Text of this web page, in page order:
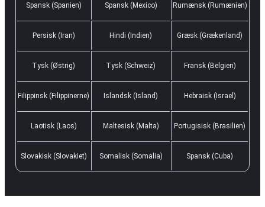
Spansk (Spanien) Spansk (Mexico) Rumænsk (Rumænien)
Persisk (Iran) Hindi (Indien) Græsk (Grækenland)
Tysk (Østrig) Tysk (Schweiz) Fransk (Belgien)
Filippinsk (Filippinerne) Islandsk (Island) Hebraisk (Israel)
Laotisk (Laos) Maltesisk (Malta) Portugisisk (Brasilien)
Slovakisk (Slovakiet) Somalisk (Somalia) Spansk (Cuba)